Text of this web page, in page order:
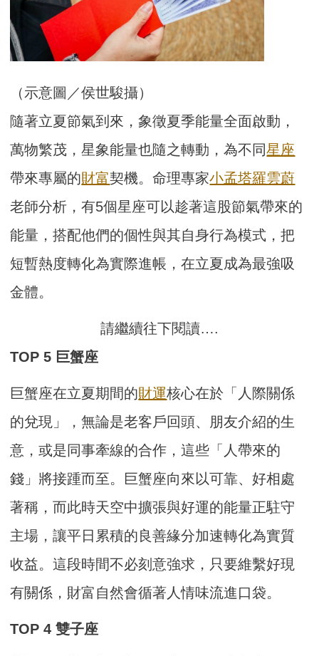
（示意圖／侯世駿攝）
隨著立夏節氣到來，象徵夏季能量全面啟動，
萬物繁茂，星象能量也隨之轉動，為不同星座
帶來專屬的財富契機。命理專家小孟塔羅雲蔚
老師分析，有5個星座可以趁著這股節氣帶來的
能量，搭配他們的個性與其自身行為模式，把
短暫熱度轉化為實際進帳，在立夏成為最強吸
金體。
請繼續往下閱讀….
TOP 5 巨蟹座
巨蟹座在立夏期間的財運核心在於「人際關係
的兌現」，無論是老客戶回頭、朋友介紹的生
意，或是同事牽線的合作，這些「人帶來的
錢」將接踵而至。巨蟹座向來以可靠、好相處
著稱，而此時天空中擴張與好運的能量正駐守
主場，讓平日累積的良善緣分加速轉化為實質
收益。這段時間不必刻意強求，只要維繫好現
有關係，財富自然會循著人情味流進口袋。
TOP 4 雙子座